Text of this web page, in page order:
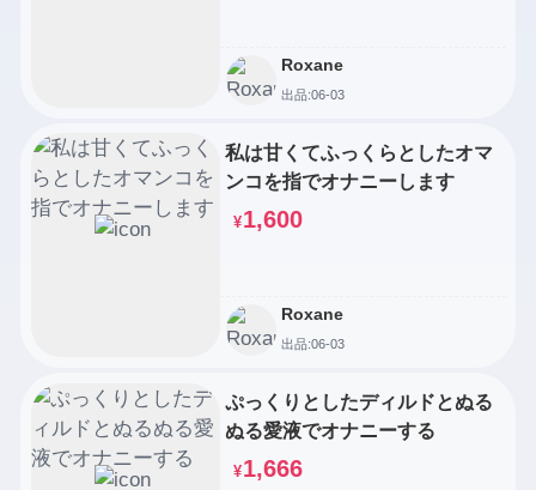
Roxane
出品:06-03
私は甘くてふっくらとしたオマ
ンコを指でオナニーします
¥1,600
Roxane
出品:06-03
ぷっくりとしたディルドとぬる
ぬる愛液でオナニーする
¥1,666